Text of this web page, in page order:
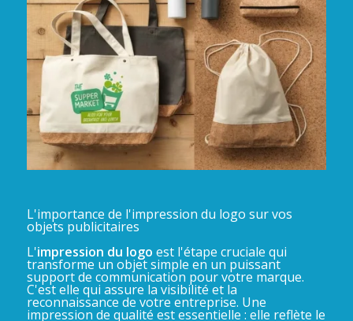
L'importance de l'impression du logo sur vos
objets publicitaires
L'impression du logo est l'étape cruciale qui
transforme un objet simple en un puissant
support de communication pour votre marque.
C'est elle qui assure la visibilité et la
reconnaissance de votre entreprise. Une
impression de qualité est essentielle : elle reflète le